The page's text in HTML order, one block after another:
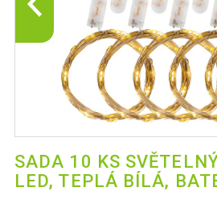
SADA 10 KS
LED, TEPLÁ BÍLÁ,